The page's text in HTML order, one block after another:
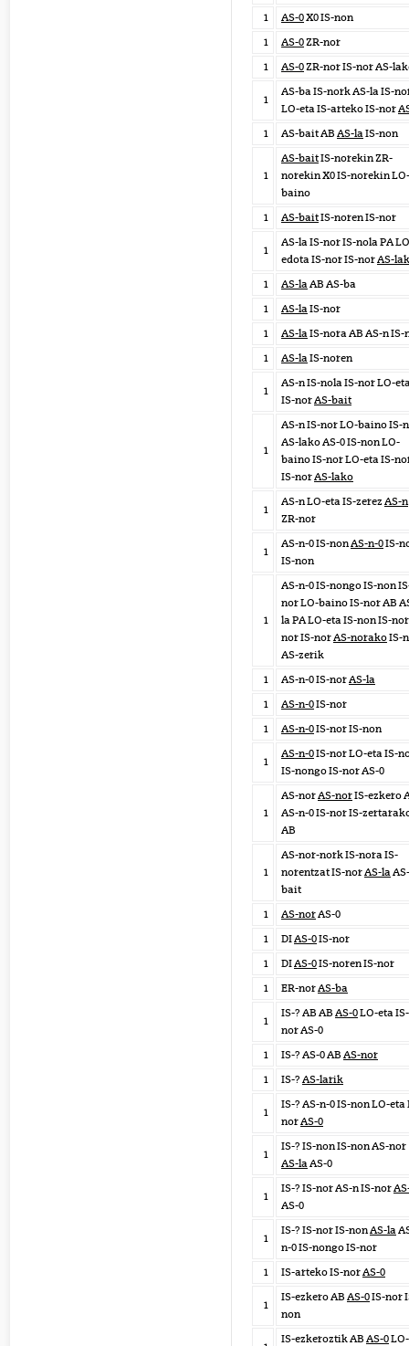
1
AS-0X0 IS-non
1
AS-0ZR-nor
1
AS-0ZR-nor IS-nor AS-
1
AS-ba IS-nork AS-la IS-
LO-eta IS-arteko IS-nor
1
AS-bait AB AS-laIS-non
1
AS-baitIS-norekin ZR-
norekin X0 IS-norekin LO-
baino
1
AS-baitIS-noren IS-nor
1
AS-la IS-nor IS-nola PA
edota IS-nor IS-norAS-
1
AS-laAB AS-ba
1
AS-laIS-nor
1
AS-laIS-nora AB AS-n IS-
1
AS-laIS-noren
1
AS-n IS-nola IS-nor LO-
IS-norAS-bait
1
AS-n IS-nor LO-baino IS-
AS-lako AS-0 IS-non LO-
baino IS-nor LO-eta IS-
IS-norAS-lako
1
AS-n LO-eta IS-zerez AS-n
ZR-nor
1
AS-n-0 IS-nonAS-n-0IS-
IS-non
1
AS-n-0 IS-nongo IS-non
nor LO-baino IS-nor AB
la PA LO-eta IS-non IS-
nor IS-norAS-norakoIS-
AS-zerik
1
AS-n-0 IS-norAS-la
1
AS-n-0IS-nor
1
AS-n-0IS-nor IS-non
1
AS-n-0IS-nor LO-eta IS-
IS-nongo IS-nor AS-0
1
AS-norAS-norIS-ezkero
AS-n-0 IS-nor IS-
AB
1
AS-nor-nork IS-nora IS-
norentzat IS-norAS-laAS-
bait
1
AS-norAS-0
1
DIAS-0IS-nor
1
DIAS-0IS-noren IS-nor
1
ER-norAS-ba
1
IS-? AB AB AS-0LO-eta IS-
nor AS-0
1
IS-? AS-0 AB AS-nor
1
IS-? AS-larik
1
IS-? AS-n-0 IS-non LO-eta
norAS-0
1
IS-? IS-non IS-non AS-nor
AS-laAS-0
1
IS-? IS-nor AS-n IS-nor
AS-0
1
IS-? IS-nor IS-nonAS-la
n-0 IS-nongo IS-nor
1
IS-arteko IS-norAS-0
1
IS-ezkero AB AS-0IS-nor
non
IS-ezkeroztik AB AS-0